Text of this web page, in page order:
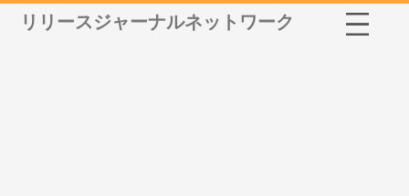
リリースジャーナルネットワーク